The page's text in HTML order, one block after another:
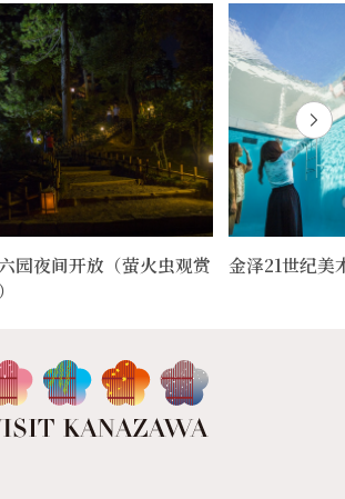
园夜间开放（萤火虫观赏
金泽21世纪美